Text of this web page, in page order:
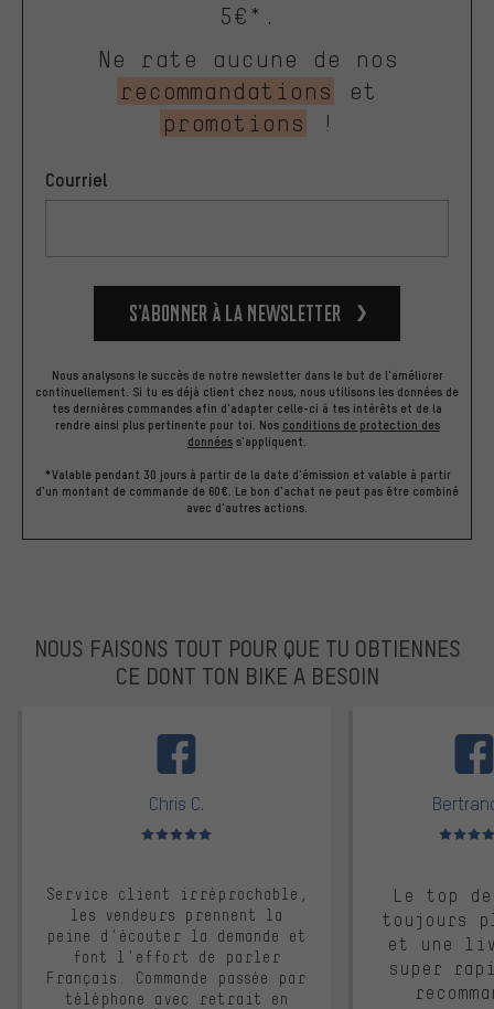
5€*.
Ne rate aucune de nos
recommandations
et
promotions
!
Courriel
S’abonner à la newsletter
Nous analysons le succès de notre newsletter dans le but de l'améliorer
continuellement. Si tu es déjà client chez nous, nous utilisons les données de
tes dernières commandes afin d'adapter celle-ci à tes intérêts et de la
rendre ainsi plus pertinente pour toi. Nos conditions de protection des
données s'appliquent.
*Valable pendant 30 jours à partir de la date d'émission et valable à partir
d'un montant de commande de 60€. Le bon d'achat ne peut pas être combiné
avec d'autres actions.
NOUS FAISONS TOUT POUR QUE TU OBTIENNES
CE DONT TON BIKE A BESOIN
Chris C.
Note moyenne : 5 sur 5
Service client irréprochable,
les vendeurs prennent la
peine d'écouter la demande et
font l'effort de parler
Français. Commande passée par
téléphone avec retrait en
Note
Le top
toujours
et une
super